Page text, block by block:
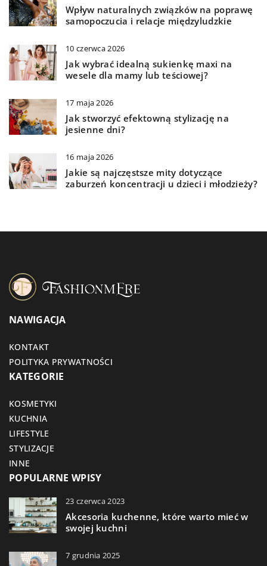
Wpływ naturalnych związków na poprawę
samopoczucia i relacje międzyludzkie
10 czerwca 2026
Jak wybrać idealną sukienkę maxi na
wesele dla mamy lub teściowej?
17 maja 2026
Jak stworzyć efektowną stylizację na
jesienne dni?
16 maja 2026
Jakie są najczęstsze mity dotyczące
zaburzeń koncentracji u dzieci i młodzieży?
NAWIGACJA
KONTAKT
POLITYKA PRYWATNOŚCI
KATEGORIE
KOSMETYKI
KUCHNIA
LIFESTYLE
STYLIZACJE
INNE
POPULARNE WPISY
23 czerwca 2023
Akcesoria kuchenne, które warto mieć w
swojej kuchni
7 grudnia 2025